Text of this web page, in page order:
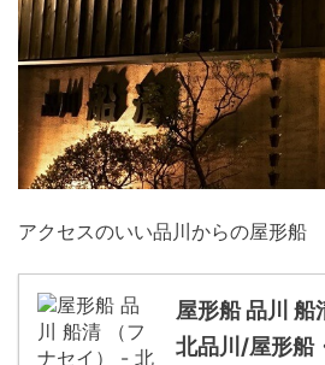
アクセスのいい品川からの屋形船
屋形船 品川
北品川/屋形船